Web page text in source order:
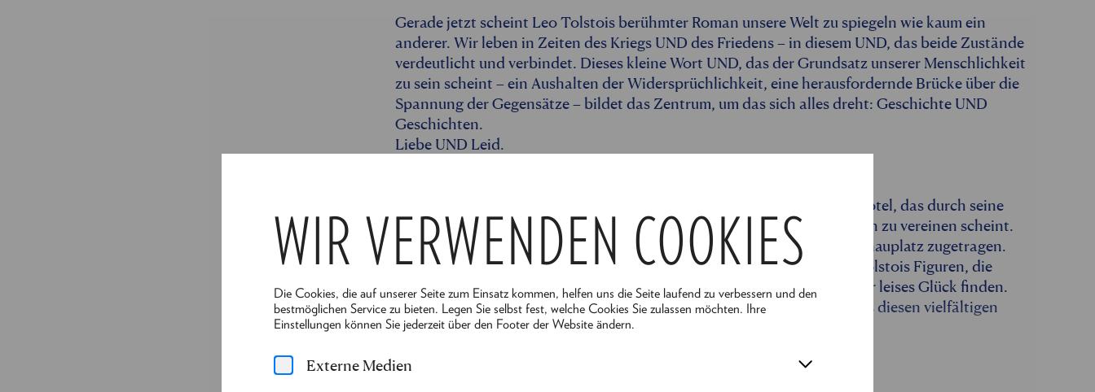
WIR VERWENDEN COOKIES
Die Cookies, die auf unserer Seite zum Einsatz kommen, helfen uns die Seite laufend zu verbessern und den
bestmöglichen Service zu bieten. Legen Sie selbst fest, welche Cookies Sie zulassen möchten. Ihre
Einstellungen können Sie jederzeit über den Footer der Website ändern.
Externe Medien
Gerade jetzt scheint Leo Tolstois berühmter Roman unsere Welt zu spiegeln wie kaum ein
anderer. Wir leben in Zeiten des Kriegs UND des Friedens – in diesem UND, das beide Zustände
verdeutlicht und verbindet. Dieses kleine Wort UND, das der Grundsatz unserer Menschlichkeit
zu sein scheint – ein Aushalten der Widersprüchlichkeit, eine herausfordernde Brücke über die
Spannung der Gegensätze – bildet das Zentrum, um das sich alles dreht: Geschichte UND
Geschichten.
Liebe UND Leid.
Kein Ort eignet sich besser für diesen Stoff als das legendäre Südbahnhotel, das durch seine
fragile Monumentalität und verfallene Schönheit genau diese Pole in sich zu vereinen scheint.
Viele Geschichten zwischen Krieg und Frieden haben sich an diesem Schauplatz zugetragen.
Eingeflochten in das ehrwürdige Gemäuer bereiten sie den Boden für Tolstois Figuren, die
genau wie wir in diesem UND ihre größte Herausforderung, aber auch ihr leises Glück finden.
Lassen Sie sich ein, lassen Sie zu, lassen Sie los und erkunden Sie mit uns diesen vielfältigen
Kosmos des UND – mit allem, was dazugehört.
Zu Gast im